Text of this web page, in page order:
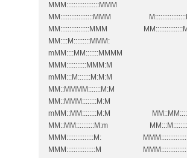
MMM::::::::::::::::::MMM
MM::::::::::::::::::MMM
MM::::::::::::::::MMM
MM::::M:::::::::MMM:
mMM::::MM:::::::MMMM
MMM:::::::::::MMM:M
mMM:::M:::::::M:M:M
MM::MMMM:::::::M:M
MM::MMM::::::::M:M
mMM::MM::::::::M:M
MM::MM::::::::::M:m
MMM:::::::::::::::M:
MMM::::::::::::::::M